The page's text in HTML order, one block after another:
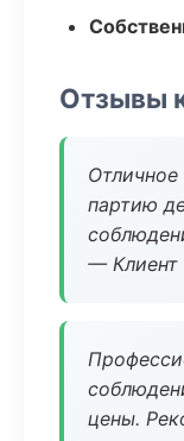
Отзывы
Отличное
партию
— Клиент
цены.